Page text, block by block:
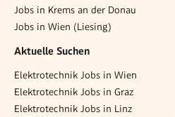
Jobs in Krems an der Donau
Jobs in Wien (Liesing)
Aktuelle Suchen
Elektrotechnik Jobs in Wien
Elektrotechnik Jobs in Graz
Elektrotechnik Jobs in Linz